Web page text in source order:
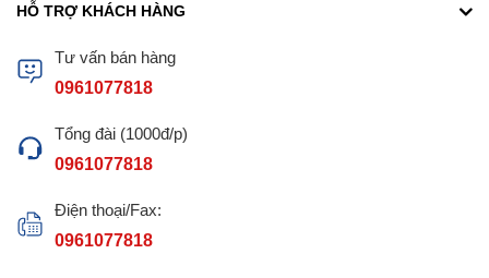
HỖ TRỢ KHÁCH HÀNG
Tư vấn bán hàng
0961077818
Tổng đài (1000đ/p)
0961077818
Điện thoại/Fax:
0961077818